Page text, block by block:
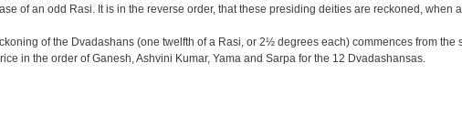
of an odd Rasi. It is in the reverse order, that these presiding deities are reckoned, when
of the Dvadashans (one twelfth of a Rasi, or 2½ degrees each) commences from the
in the order of Ganesh, Ashvini Kumar, Yama and Sarpa for the 12 Dvadashansas.